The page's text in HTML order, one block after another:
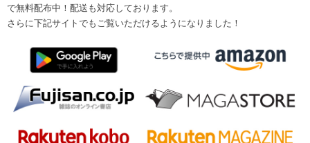
で無料配布中！配送も対応しております。
さらに下記サイトでもご覧いただけるようになりました！